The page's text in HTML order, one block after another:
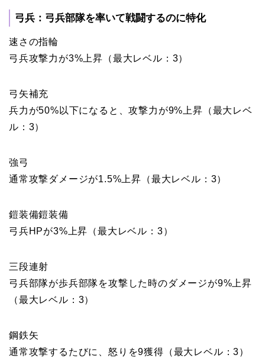
弓兵：弓兵部隊を率いて戦闘するのに特化
速さの指輪
弓兵攻撃力が3%上昇（最大レベル：3）
弓矢補充
兵力が50%以下になると、攻撃力が9%上昇（最大レベ
ル：3）
強弓
通常攻撃ダメージが1.5%上昇（最大レベル：3）
鎧装備鎧装備
弓兵HPが3%上昇（最大レベル：3）
三段連射
弓兵部隊が歩兵部隊を攻撃した時のダメージが9%上昇
（最大レベル：3）
鋼鉄矢
通常攻撃するたびに、怒りを9獲得（最大レベル：3）